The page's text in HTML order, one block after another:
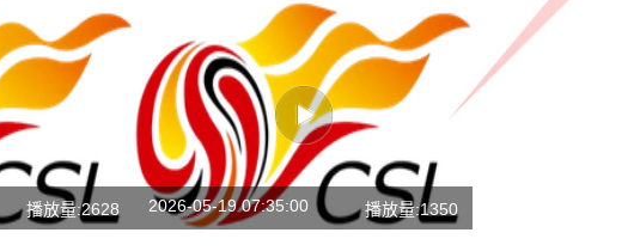
播放量:2628 2026-05-19 07:35:00 播放量:1350